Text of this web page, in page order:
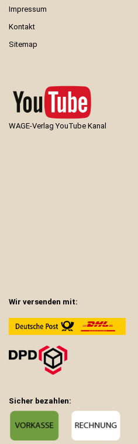
Impressum
Kontakt
Sitemap
WAGE-Verlag YouTube Kanal
Wir versenden mit:
Sicher bezahlen: